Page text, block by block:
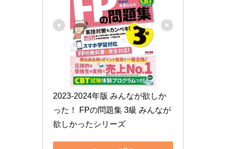
2023-2024年版 みんなが欲しか
った！ FPの問題集 3級 みんなが
欲しかったシリーズ